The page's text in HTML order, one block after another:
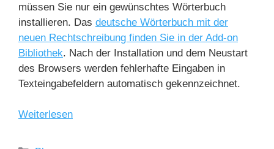
müssen Sie nur ein gewünschtes Wörterbuch
installieren. Das deutsche Wörterbuch mit der
neuen Rechtschreibung finden Sie in der Add-on
Bibliothek. Nach der Installation und dem Neustart
des Browsers werden fehlerhafte Eingaben in
Texteingabefeldern automatisch gekennzeichnet.
Weiterlesen